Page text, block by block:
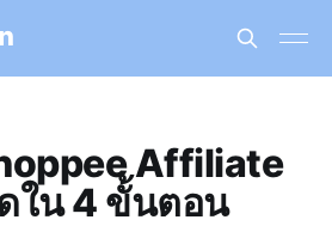
Affiliate
ใน 4 ขั้นตอน